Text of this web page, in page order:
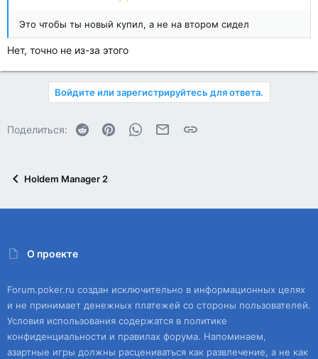
Это чтобы ты новый купил, а не на втором сидел
Нет, точно не из-за этого
Войдите или зарегистрируйтесь для ответа.
Поделиться: Reddit PinterestWhatsAppЭлектронная почта
Ссылка
Holdem Manager 2
О проекте
Forum.poker.ru создан исключительно в информационных целях
и не принимает денежных платежей со стороны пользователей.
Условия использования содержатся в политике
конфиденциальности и правилах форума. Напоминаем,
азартные игры должны расцениваться как развлечение, а не как